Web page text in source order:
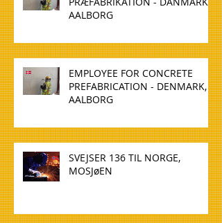
AALBORG
EMPLOYEE FOR CONCRETE
PREFABRICATION - DENMARK,
AALBORG
SVEJSER 136 TIL NORGE,
MOSJøEN